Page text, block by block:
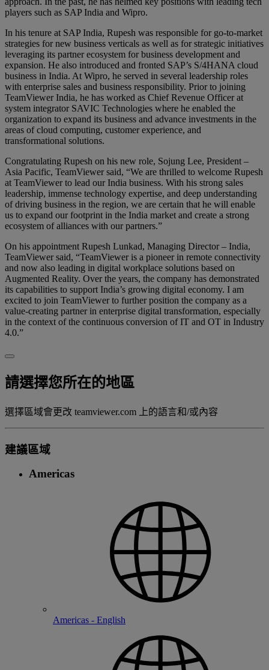
players such as SAP India and Wipro.
In his tenure at SAP India, Rupesh was responsible for go-to-market
strategies for new business verticals as well as for strategic initiatives
leveraging its partner ecosystem for business development and
expansion. He also introduced and fronted SAP’s S/4HANA cloud
business in India. At Wipro, he served in several leadership roles
with enterprise sales and business responsibility. Prior to joining
TeamViewer India, he has worked as Chief Revenue Officer at
system integrator SAVIC Technologies where he enabled the
organization to expand its business and advance investments in the
areas of cloud computing, customer experience, and
transformational solutions.
Congratulating Rupesh on his new role, Sojung Lee, President –
Asia Pacific, TeamViewer said, “We are thrilled to welcome Rupesh
at TeamViewer to lead our India business. With his strong sales
leadership, immense technology expertise, and deep understanding
of driving business in the region, we are certain that he will enable
us to expand our footprint in the India market and create a strong
ecosystem of alliances with our partners.”
On his appointment Rupesh Lunkad, Managing Director – India,
TeamViewer said, “TeamViewer is a pioneer in remote connectivity
and now also leading in digital workplace solutions based on
Augmented Reality. Over the years, the company has demonstrated
its capabilities to support India’s growing digital economy. I am
excited to join TeamViewer to further position the company as a
value-creating partner in enterprise digital transformation, especially
in the context of the continuous conversion of IT and OT in Industry
4.0.”
請選擇您所在的地區
選擇區域會更改 teamviewer.com 上的語言和/或內容
建議區域
Americas
Americas - English